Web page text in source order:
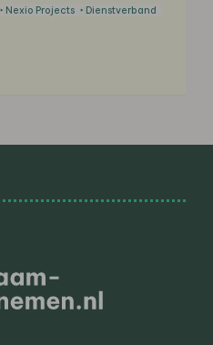
Nexio Projects Dienstverband